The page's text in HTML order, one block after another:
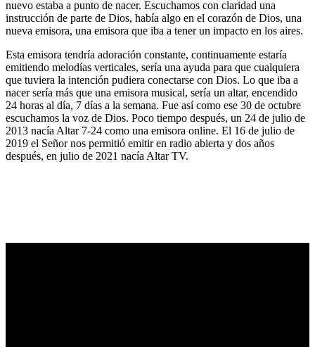
nuevo estaba a punto de nacer. Escuchamos con claridad una
instrucción de parte de Dios, había algo en el corazón de Dios, una
nueva emisora, una emisora que iba a tener un impacto en los aires.
Esta emisora tendría adoración constante, continuamente estaría
emitiendo melodías verticales, sería una ayuda para que cualquiera
que tuviera la intención pudiera conectarse con Dios. Lo que iba a
nacer sería más que una emisora musical, sería un altar, encendido
24 horas al día, 7 días a la semana. Fue así como ese 30 de octubre
escuchamos la voz de Dios. Poco tiempo después, un 24 de julio de
2013 nacía Altar 7-24 como una emisora online. El 16 de julio de
2019 el Señor nos permitió emitir en radio abierta y dos años
después, en julio de 2021 nacía Altar TV.